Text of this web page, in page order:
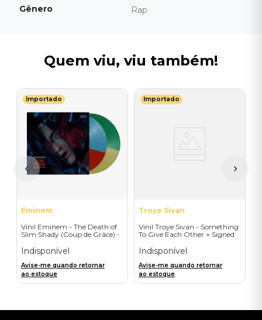
Gênero Rap
Quem viu, viu também!
Importado
Eminem
Vinil Eminem - The Death of
Slim Shady (Coup de Grâce) -
Indisponível
Avise-me quando retornar
ao estoque
Importado
Troye Sivan
Vinil Troye Sivan - Something
To Give Each Other + Signed
Indisponível
Avise-me quando retornar
ao estoque